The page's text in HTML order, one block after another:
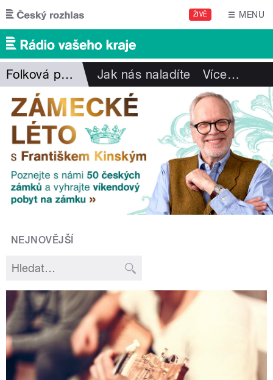
Přejít k hlavnímu obsahu
ŽIVĚ MENU
Folková pohlazení Jak nás naladíte Více…
NEJNOVĚJŠÍ